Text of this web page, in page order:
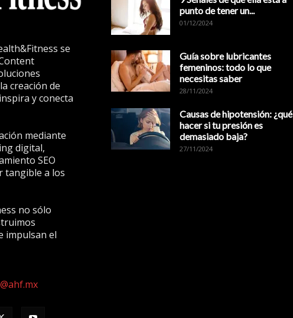
se
creación de
y conecta
mediante
digital,
SEO
tangible a los
no sólo
impulsan el
punto de tener un...
01/12/2024
Guía sobre lubricantes
femeninos: todo lo que
necesitas saber
28/11/2024
Causas de hipotensión: ¿qué
hacer si tu presión es
demasiado baja?
27/11/2024